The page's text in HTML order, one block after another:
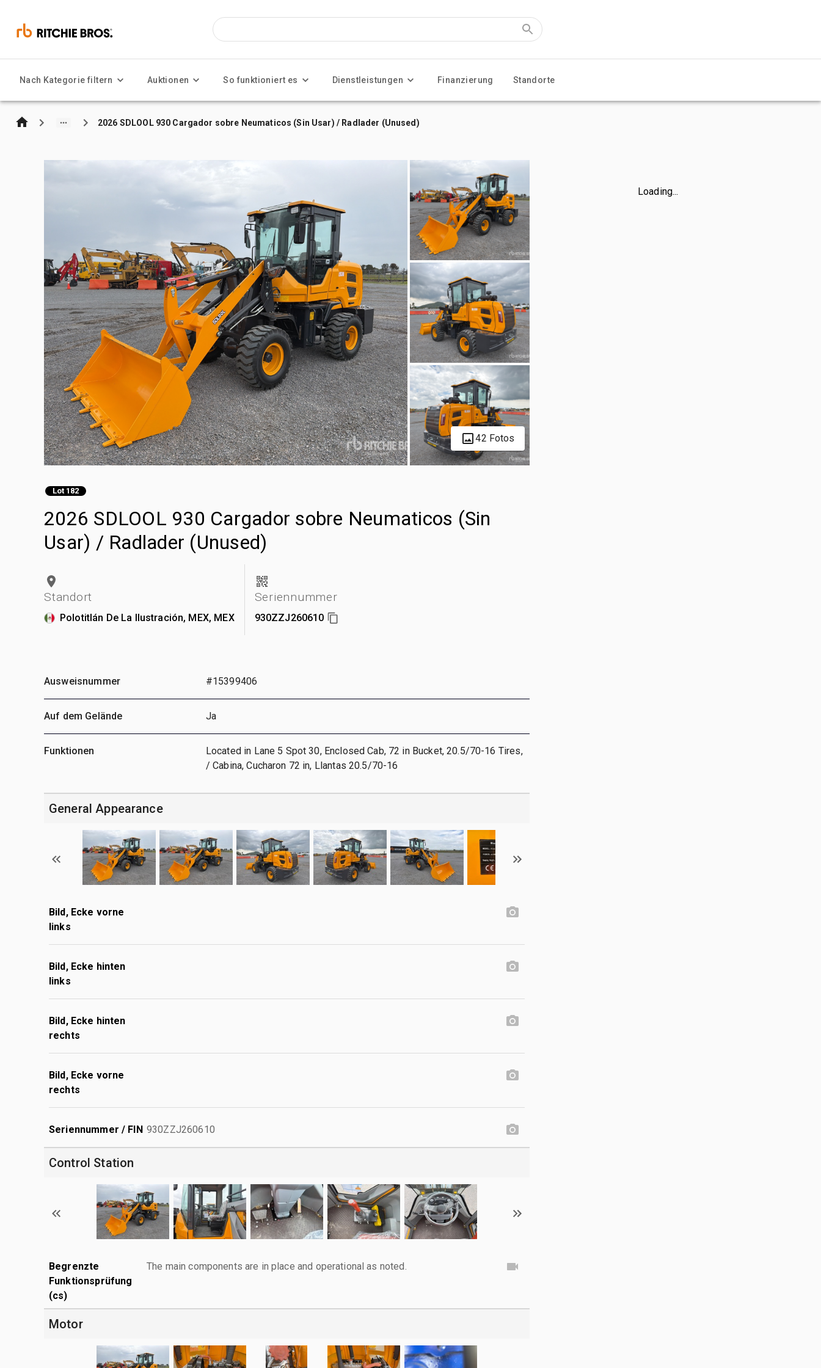
Nach Kategorie filtern Auktionen So funktioniert es Dienstleistungen Finanzierung Standorte
2026 SDLOOL 930 Cargador sobre Neumaticos (Sin Usar) / Radlader (Unused)
42 Fotos
Lot 182
2026 SDLOOL 930 Cargador sobre Neumaticos (Sin
Usar) / Radlader (Unused)
Standort
Polotitlán De La Ilustración, MEX, MEX
Seriennummer
930ZZJ260610
Loading...
Ausweisnummer #15399406
Auf dem Gelände Ja
Funktionen
Located in Lane 5 Spot 30, Enclosed Cab, 72 in Bucket, 20.5/70-16 Tires,
/ Cabina, Cucharon 72 in, Llantas 20.5/70-16
General Appearance
Bild, Ecke vorne
links
Bild, Ecke hinten
links
Bild, Ecke hinten
rechts
Bild, Ecke vorne
rechts
Seriennummer / FIN 930ZZJ260610
Control Station
Begrenzte
Funktionsprüfung
(cs)
The main components are in place and operational as noted.
Motor